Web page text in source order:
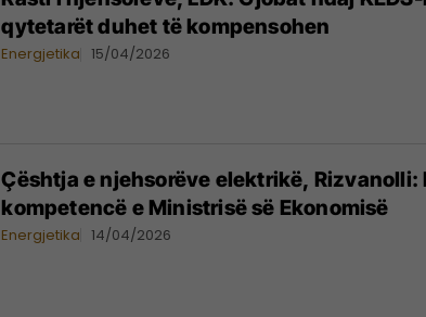
qytetarët duhet të kompensohen
Energjetika 15/04/2026
Çështja e njehsorëve elektrikë, Rizvanolli:
kompetencë e Ministrisë së Ekonomisë
Energjetika 14/04/2026